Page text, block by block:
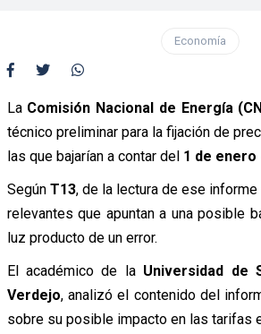
Economía
La Comisión Nacional de Energía
técnico preliminar para la fijación de
las que bajarían a contar del 1 de enero
Según T13, de la lectura de ese
relevantes que apuntan a una posible
luz producto de un error.
El académico de la Universidad de
Verdejo, analizó el contenido del
sobre su posible impacto en las tarifas